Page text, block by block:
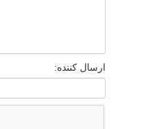
ارسال کننده: